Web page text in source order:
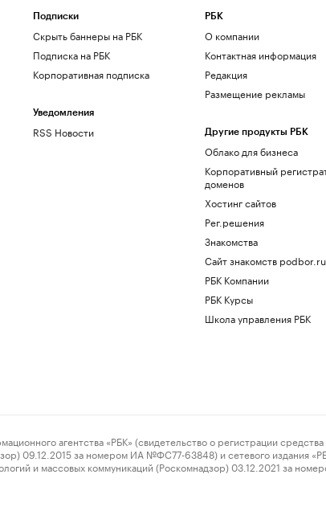
Подписки
Скрыть баннеры на РБК
Подписка на РБК
Корпоративная подписка
Уведомления
RSS Новости
РБК
О компании
Контактная информация
Редакция
Размещение рекламы
Другие продукты РБК
Облако для бизнеса
Корпоративный
доменов
Хостинг сайтов
Рег.решения
Знакомства
Сайт знакомств podbor.ru
РБК Компании
РБК Курсы
Школа управления РБК
агентства «РБК» (свидетельство о регистрации
09.12.2015 за номером ИА №ФС77-63848) и сетевого издания
и массовых коммуникаций (Роскомнадзор) 03.12.2021 за